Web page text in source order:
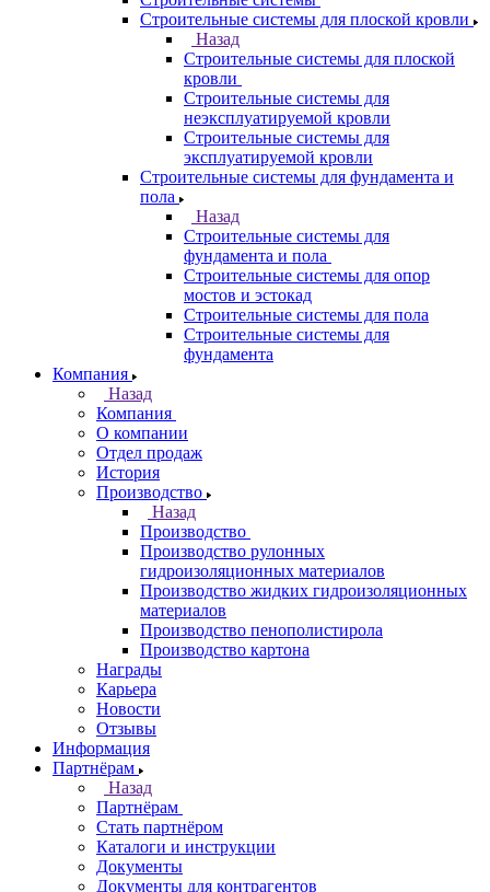
Строительные системы для плоской кровли
Назад
Строительные системы для плоской
кровли
Строительные системы для
неэксплуатируемой кровли
Строительные системы для
эксплуатируемой кровли
Строительные системы для фундамента и
пола
Назад
Строительные системы для
фундамента и пола
Строительные системы для опор
мостов и эстокад
Строительные системы для пола
Строительные системы для
фундамента
Компания
Назад
Компания
О компании
Отдел продаж
История
Производство
Назад
Производство
Производство рулонных
гидроизоляционных материалов
Производство жидких гидроизоляционных
материалов
Производство пенополистирола
Производство картона
Награды
Карьера
Новости
Отзывы
Информация
Партнёрам
Назад
Партнёрам
Стать партнёром
Каталоги и инструкции
Документы
Документы для контрагентов